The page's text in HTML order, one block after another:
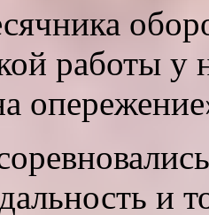
работы у
и